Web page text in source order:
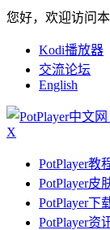
您好，欢迎访问
Kodi播放器
交流论坛
English
X
PotPlayer教
PotPlayer皮
PotPlayer下
PotPlayer资